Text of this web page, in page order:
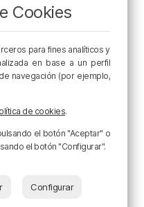
Cookies
para fines analíticos y
en base a un perfil
navegación (por ejemplo,
de cookies.
el botón "Aceptar" o
el botón "Configurar".
Configurar